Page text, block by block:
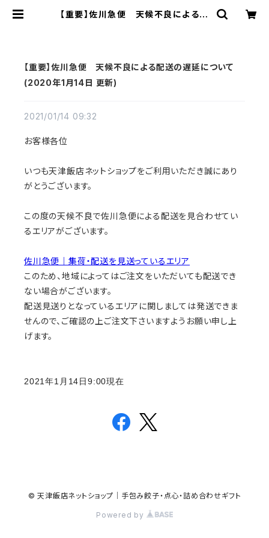
【重要】佐川急便 天候不良による配
【重要】佐川急便 天候不良による配送の遅延について
(2020年1月14日 更新)
2021/01/14 09:32
お客様各位
いつも天津飯店ネットショップをご利用いただき誠にあり
がとうございます。
この度の天候不良で佐川急便による配送を見合わせてい
るエリアがございます。
佐川急便｜集荷・配送を見送っているエリア
このため、地域によってはご注文をいただいても配送でき
ない場合がございます。
配送見送りとなっているエリアに関しましては発送できま
せんので、ご確認の上ご注文下さいますようお願い申し上
げます。
2021年1月14日9:00現在
© 天津飯店ネットショップ｜手包み餃子・点心・詰め合わせギフト
Powered by